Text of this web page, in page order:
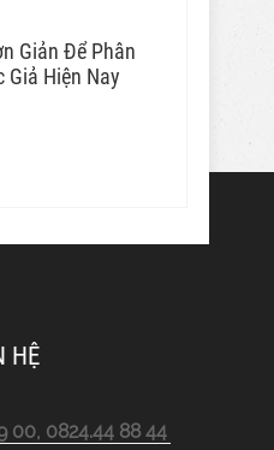
Giản Để Phân
Giả Hiện Nay
HỆ
00, 0824.44 88 44